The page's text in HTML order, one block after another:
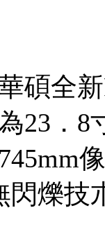
碩全
23．8
閃爍技